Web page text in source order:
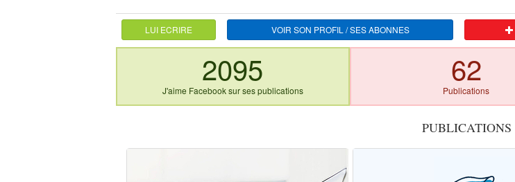
LUI ECRIRE VOIR SON PROFIL / SES ABONNES
2095
J'aime Facebook sur ses publications
62
Publications
PUBLICATIONS